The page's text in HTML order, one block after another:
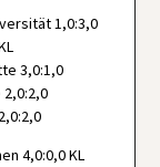
1,0:3,0
3,0:1,0
4,0:0,0 KL